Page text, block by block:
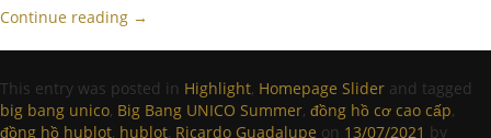
Continue reading →
This entry was posted in Highlight, Homepage Slider and tagged
big bang unico, Big Bang UNICO Summer, đồng hồ cơ cao cấp,
đồng hồ hublot, hublot, Ricardo Guadalupe on 13/07/2021 by